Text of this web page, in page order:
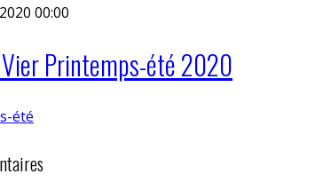
00:00
Printemps-été 2020